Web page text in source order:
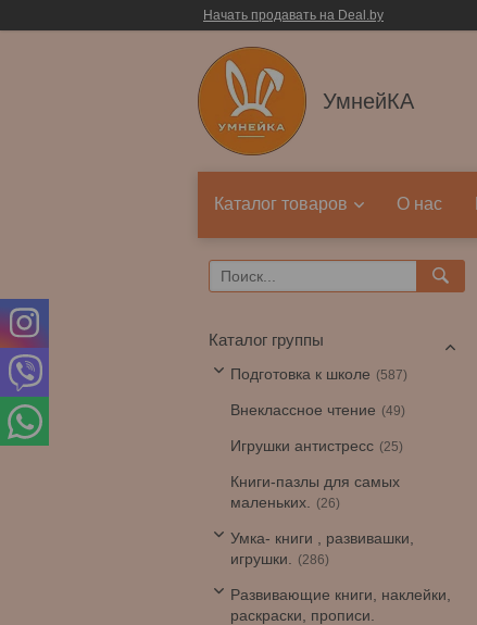
Начать продавать на Deal.by
УмнейКА
Каталог товаров О нас
Каталог группы
Подготовка к школе 587
Внеклассное чтение 49
Игрушки антистресс 25
Книги-пазлы для самых
маленьких.
26
Умка- книги , развивашки,
игрушки.
286
Развивающие книги, наклейки,
раскраски, прописи.